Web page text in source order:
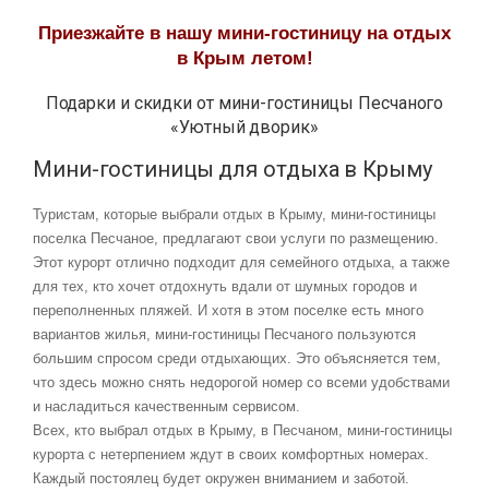
Приезжайте в нашу мини-гостиницу на отдых
в Крым летом!
Подарки и скидки от мини-гостиницы Песчаного
«Уютный дворик»
Мини-гостиницы для отдыха в Крыму
Туристам, которые выбрали отдых в Крыму, мини-гостиницы
поселка Песчаное, предлагают свои услуги по размещению.
Этот курорт отлично подходит для семейного отдыха, а также
для тех, кто хочет отдохнуть вдали от шумных городов и
переполненных пляжей. И хотя в этом поселке есть много
вариантов жилья, мини-гостиницы Песчаного пользуются
большим спросом среди отдыхающих. Это объясняется тем,
что здесь можно снять недорогой номер со всеми удобствами
и насладиться качественным сервисом.
Всех, кто выбрал отдых в Крыму, в Песчаном, мини-гостиницы
курорта с нетерпением ждут в своих комфортных номерах.
Каждый постоялец будет окружен вниманием и заботой.